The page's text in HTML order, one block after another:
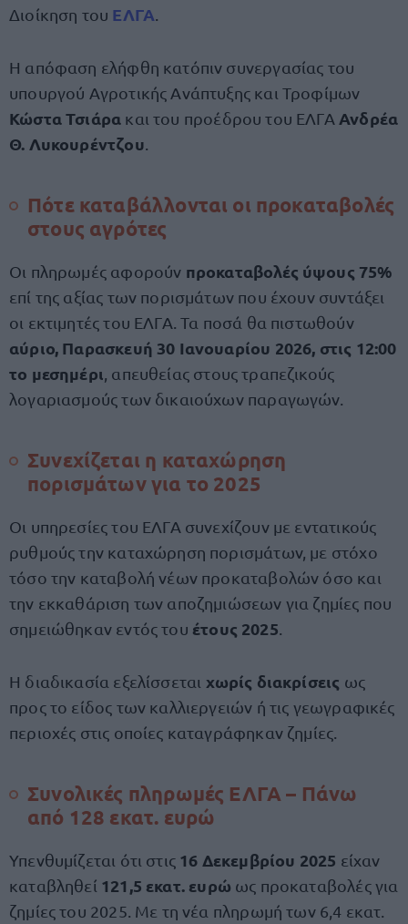
Διοίκηση του ΕΛΓΑ
Η απόφαση ελήφθη κατόπιν συνεργασίας του
υπουργού Αγροτικής Ανάπτυξης και Τροφίμων
Κώστα Τσιάρα και του προέδρου του ΕΛΓΑ Ανδρέα
Θ. Λυκουρέντζου
Πότε καταβάλλονται οι προκαταβολές
στους αγρότες
Οι πληρωμές αφορούν προκαταβολές ύψους 75%
επί της αξίας των πορισμάτων που έχουν συντάξει
οι εκτιμητές του ΕΛΓΑ. Τα ποσά θα πιστωθούν
αύριο, Παρασκευή 30 Ιανουαρίου 2026, στις 12:00
το μεσημέρι , απευθείας στους τραπεζικούς
λογαριασμούς των δικαιούχων παραγωγών.
Συνεχίζεται η καταχώρηση
πορισμάτων για το 2025
Οι υπηρεσίες του ΕΛΓΑ συνεχίζουν με εντατικούς
ρυθμούς την καταχώρηση πορισμάτων, με στόχο
τόσο την καταβολή νέων προκαταβολών όσο και
την εκκαθάριση των αποζημιώσεων για ζημίες που
σημειώθηκαν εντός του έτους 2025
Η διαδικασία εξελίσσεται χωρίς διακρίσεις ως
προς το είδος των καλλιεργειών ή τις γεωγραφικές
περιοχές στις οποίες καταγράφηκαν ζημίες.
Συνολικές πληρωμές ΕΛΓΑ – Πάνω
από 128 εκατ. ευρώ
Υπενθυμίζεται ότι στις 16 Δεκεμβρίου 2025 είχαν
καταβληθεί 121,5 εκατ. ευρώ ως προκαταβολές για
ζημίες του 2025. Με τη νέα πληρωμή των 6,4 εκατ.